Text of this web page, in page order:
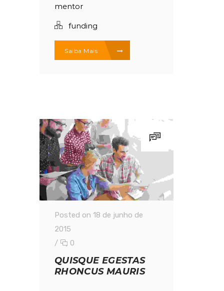
mentor
funding
Saiba Mais
Posted on 18 de junho de
2015
/
0
QUISQUE EGESTAS
RHONCUS MAURIS